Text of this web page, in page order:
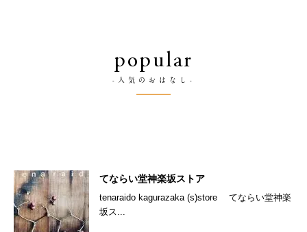
popular
-人気のおはなし-
てならい堂神楽坂ストア
tenaraido kagurazaka (s)store てならい堂神楽
坂ス...